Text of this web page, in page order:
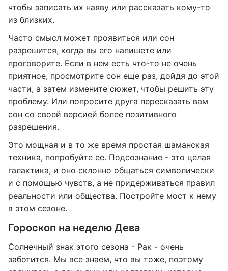
чтобы записать их наяву или рассказать кому-то
из близких.
Часто смысл может проявиться или сон
разрешится, когда вы его напишете или
проговорите. Если в нем есть что-то не очень
приятное, просмотрите сон еще раз, дойдя до этой
части, а затем измените сюжет, чтобы решить эту
проблему. Или попросите друга пересказать вам
сон со своей версией более позитивного
разрешения.
Это мощная и в то же время простая шаманская
техника, попробуйте ее. Подсознание - это целая
галактика, и оно склонно общаться символически
и с помощью чувств, а не придерживаться правил
реальности или общества. Постройте мост к нему
в этом сезоне.
Гороскоп на неделю Дева
Солнечный знак этого сезона - Рак - очень
заботится. Мы все знаем, что вы тоже, поэтому